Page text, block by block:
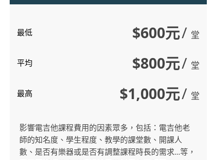
最低 $600元/ 堂
平均 $800元/ 堂
最高 $1,000元/ 堂
影響電吉他課程費用的因素眾多，包括：電吉他老
師的知名度、學生程度、教學的課堂數、開課人
數、是否有樂器或是否有調整課程時長的需求...等，